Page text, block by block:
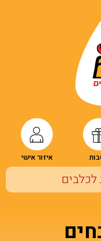
איזור אישי
לכלבים